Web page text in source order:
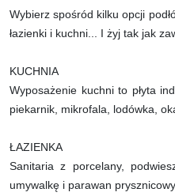
Wybierz spośród kilku opcji
łazienki i kuchni... I żyj tak jak
KUCHNIA
Wyposażenie kuchni to płyta
piekarnik, mikrofala, lodówka,
ŁAZIENKA
Sanitaria z porcelany,
umywalkę i parawan